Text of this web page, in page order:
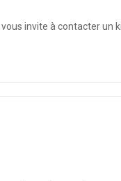
invite à contacter un